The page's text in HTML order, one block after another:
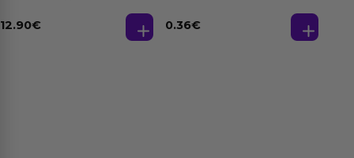
12.90€ 0.36€